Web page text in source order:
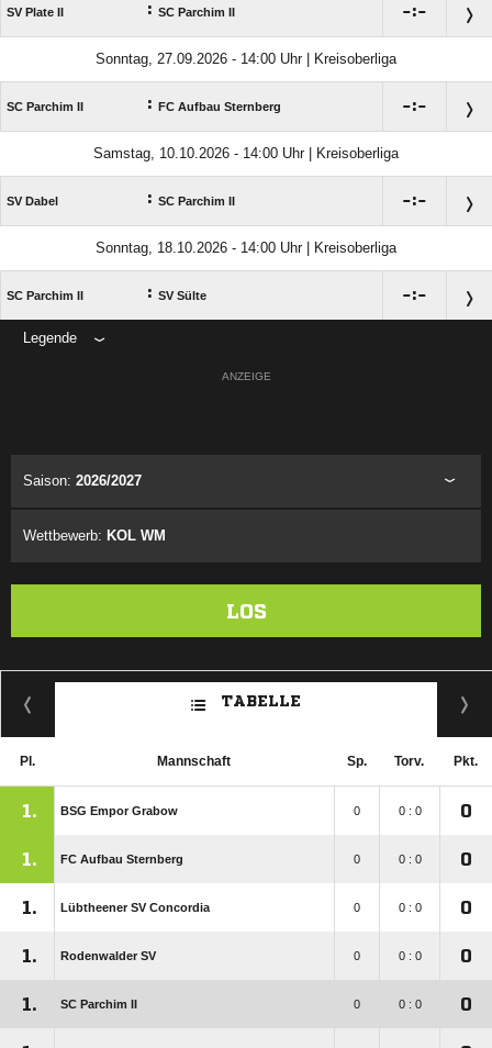
SV Plate II : SC Parchim II :
Sonntag, 27.09.2026 - 14:00 Uhr | Kreisoberliga
SC Parchim II : FC Aufbau Sternberg :
Samstag, 10.10.2026 - 14:00 Uhr | Kreisoberliga
SV Dabel : SC Parchim II :
Sonntag, 18.10.2026 - 14:00 Uhr | Kreisoberliga
SC Parchim II : SV Sülte :
Legende
ANZEIGE
Saison: 2026/2027
Wettbewerb: KOL WM
LOS
TABELLE
Pl. Mannschaft Sp. Torv. Pkt.
1. BSG Empor Grabow 0 0 : 0 0
1. FC Aufbau Sternberg 0 0 : 0 0
1. Lübtheener SV Concordia 0 0 : 0 0
1. Rodenwalder SV 0 0 : 0 0
1. SC Parchim II 0 0 : 0 0